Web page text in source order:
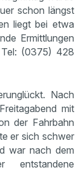
schon längst
liegt bei etwa
Ermittlungen
Tel: (0375) 428
Nach
mit
der Fahrbahn
er sich schwer
war nach dem